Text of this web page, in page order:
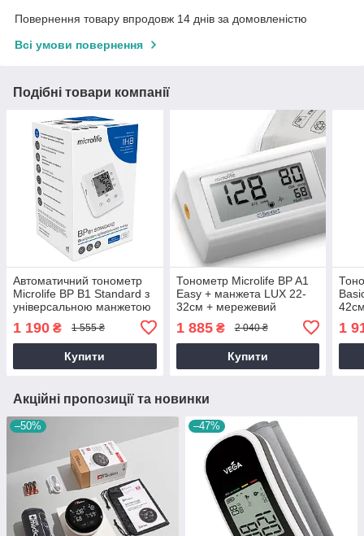
Повернення товару впродовж 14 днів за домовленістю
Всі умови повернення
Подібні товари компанії
Автоматичний тонометр
Microlife BP B1 Standard з
універсальною манжетою
років
1 190 ₴ 1 555 ₴
Купити
Тонометр Microlife BP A1
Easy + манжета LUX 22-
32см + мережевий
адаптер 6V автоматичний
гарантія 5 років
1 885₴ 2 040 ₴
Купити
1
Акційні пропозиції та новинки
–50% –47%